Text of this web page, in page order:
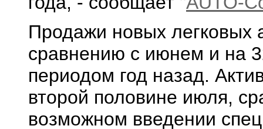
Продажи новых легковых
сравнению с июнем и на
периодом год назад.
второй половине июля,
возможном введении